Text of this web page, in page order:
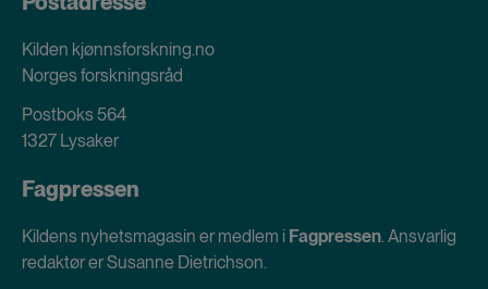
Kilden kjønnsforskning.no
Norges forskningsråd
Postboks 564
1327 Lysaker
Fagpressen
Kildens nyhetsmagasin er medlem i Fagpressen. Ansvarlig
redaktør er Susanne Dietrichson.